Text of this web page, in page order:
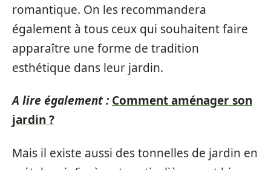
romantique. On les recommandera
également à tous ceux qui souhaitent faire
apparaître une forme de tradition
esthétique dans leur jardin.
A lire également : Comment aménager son
jardin ?
Mais il existe aussi des tonnelles de jardin en